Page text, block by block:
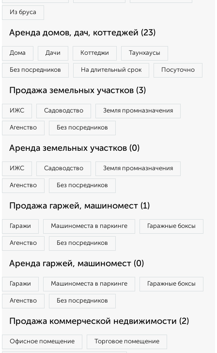
Из бруса
Аренда домов, дач, коттеджей (23)
Дома Дачи Коттеджи Таунхаусы
Без посредников На длительный срок Посуточно
Продажа земельных участков (3)
ИЖС Садоводство Земля промназначения
Агенство Без посредников
Аренда земельных участков (0)
ИЖС Садоводство Земля промназначения
Агенство Без посредников
Продажа гаржей, машиномест (1)
Гаражи Машиноместа в паркинге Гаражные боксы
Агенство Без посредников
Аренда гаржей, машиномест (0)
Гаражи Машиноместа в паркинге Гаражные боксы
Агенство Без посредников
Продажа коммерческой недвижимости (2)
Офисное помещение Торговое помещение